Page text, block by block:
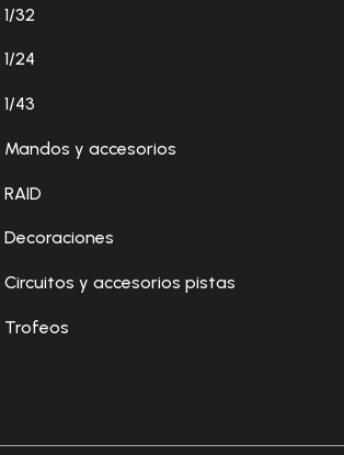
1/32
1/24
1/43
Mandos y accesorios
RAID
Decoraciones
Circuitos y accesorios pistas
Trofeos